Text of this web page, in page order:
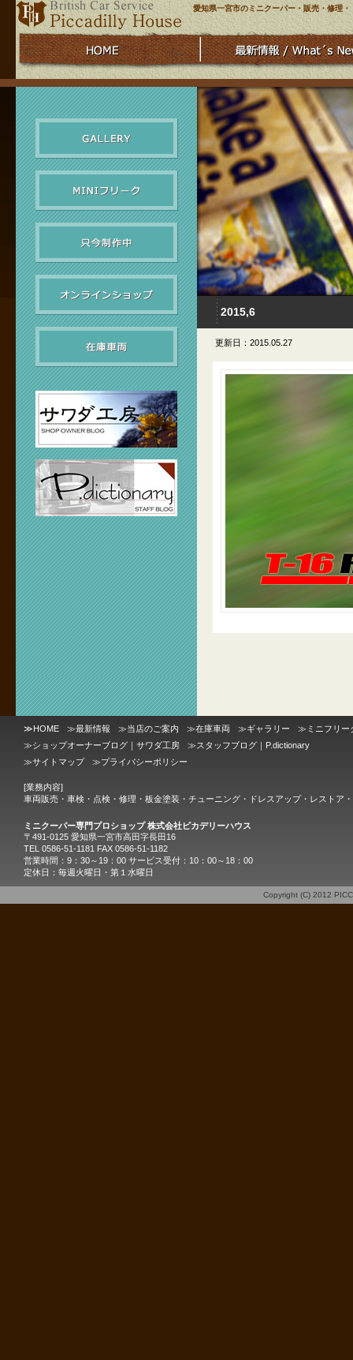
愛知県一宮市のミニクーパー・販売・修理
2015,6
更新日：2015.05.27
≫HOME ≫最新情報 ≫当店のご案内 ≫在庫車両 ≫ギャラリー ≫ ミニフリー
≫ショップオーナーブログ｜サワダ工房 ≫スタッフブログ｜P.dictionary
≫サイトマップ ≫プライバシーポリシー
[業務内容]
車両販売・車検・点検・修理・板金塗装・チューニング・ドレスアップ・レストア
ミニクーパー専門プロショップ 株式会社ピカデリーハウス
〒491-0125 愛知県一宮市高田字長田16
TEL 0586-51-1181 FAX 0586-51-1182
営業時間：9：30～19：00 サービス受付：10：00～18：00
定休日：毎週火曜日・第１水曜日
Copyright (C) 2012